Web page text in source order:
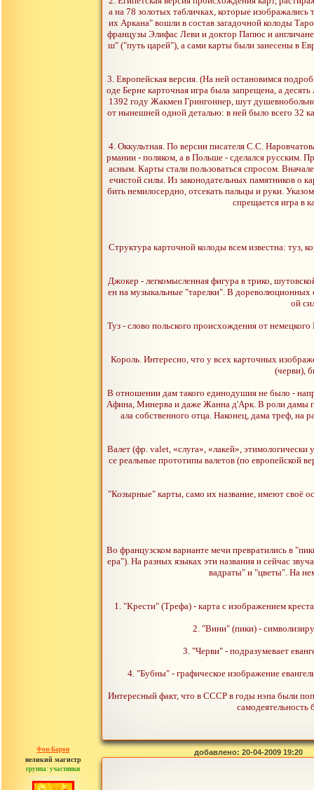
а на 78 золотых табличках, которые
их Аркана" вошли в состав загадочной колоды
французы Элифас Леви и доктор Папюс и
ш" ("путь царей"), а сами карты были занесены в
3. Европейская версия. (На ней остановимся
оде Берне карточная игра была запрещена, а
1392 году Жакмен Грингоннер, шут
от нынешней одной деталью: в ней было всего 32
4. Оккультная. По версии писателя С.С.
рмании - поляком, а в Польше - сделался русским.
асным. Карты стали пользоваться спросом.
ечистой силы. Из законодательных памятников о
бить немилосердно, отсекать пальцы и руки.
спрещается игра в
Структура карточной колоды всем известна: туз,
Джокер - легкомысленная фигура в трико,
ен на музыкальные "тарелки". В дореволюционных
ой
Туз - слово польского происхождения от
Король. Интересно, что у всех карточных
(черви),
В отношении дам такого единодушия не было -
Афина, Минерва и даже Жанна д'Арк. В роли дамы
ала собственного отца. Наконец, дама треф, на
Валет (фр. valet, «слуга», «лакей»,
се реальные прототипы валетов (по европейской
"Козырные" карты, само их название, имеют своё
Во французском варианте мечи превратились в
ера"). На разных языках эти названия и сейчас
вадраты" и "цветы". На
1. "Крести" (Трефа) - карта с изображением
2. "Вини" (пики) -
3. "Черви" - подразумевает
4. "Бубны" - графическое изображение
Интересный факт, что в СССР в годы нэпа были
самодеятельность
Фон-Барон
великий магистр
группа: участники
сообщений: 3391
добавлено: 20-04-2009 19:20